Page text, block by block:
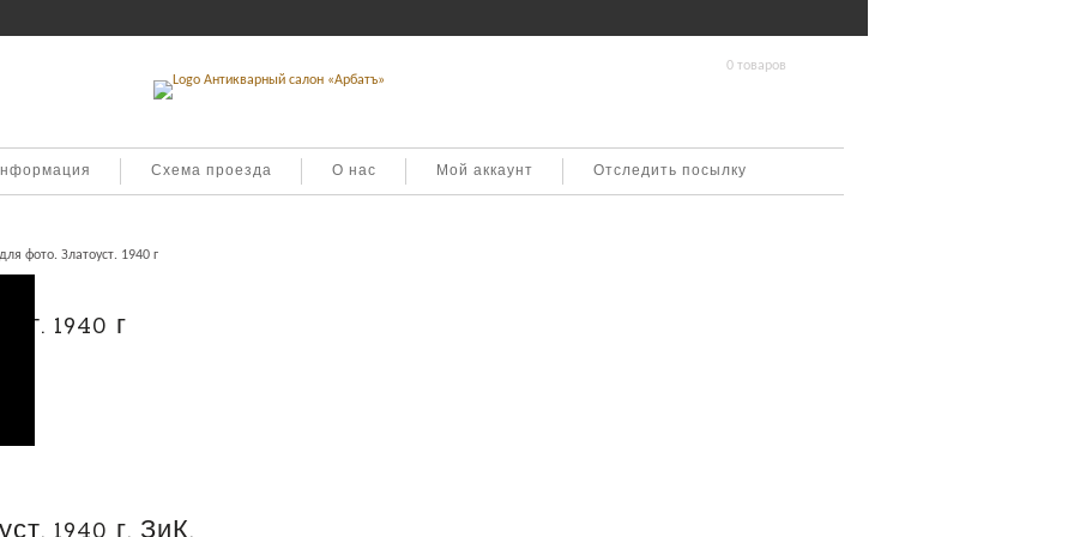
0 товаров
Схема проезда О нас Мой аккаунт Отследить посылку
фото. Златоуст. 1940 г
1940 г